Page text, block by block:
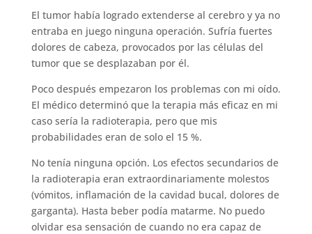
El tumor había logrado extenderse al cerebro y ya no
entraba en juego ninguna operación. Sufría fuertes
dolores de cabeza, provocados por las células del
tumor que se desplazaban por él.
Poco después empezaron los problemas con mi oído.
El médico determinó que la terapia más eficaz en mi
caso sería la radioterapia, pero que mis
probabilidades eran de solo el 15 %.
No tenía ninguna opción. Los efectos secundarios de
la radioterapia eran extraordinariamente molestos
(vómitos, inflamación de la cavidad bucal, dolores de
garganta). Hasta beber podía matarme. No puedo
olvidar esa sensación de cuando no era capaz de